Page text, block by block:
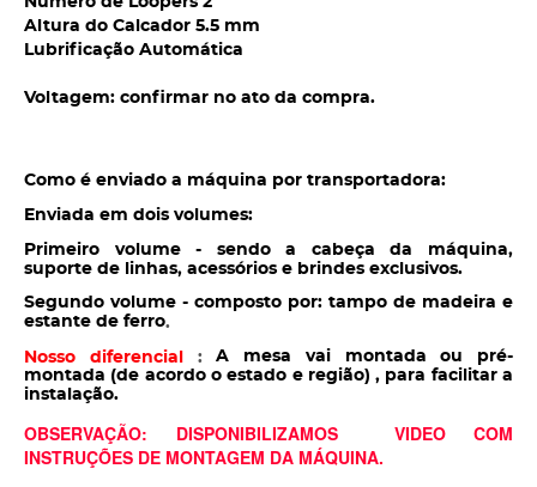
Altura do Calcador 5.5 mm
Lubrificação Automática
Voltagem: confirmar no ato da compra.
Como é enviado a máquina por transportadora:
Enviada em dois volumes:
Primeiro volume - sendo a cabeça da máquina,
suporte de linhas, acessórios e brindes exclusivos.
Segundo volume - composto por: tampo de madeira e
estante de ferro.
Nosso diferencial :A mesa vai montada ou pré-
montada (de acordo o estado e região) , para facilitar a
instalação.
OBSERVAÇÃO: DISPONIBILIZAMOS VIDEO COM
INSTRUÇÕES DE MONTAGEM DA MÁQUINA.